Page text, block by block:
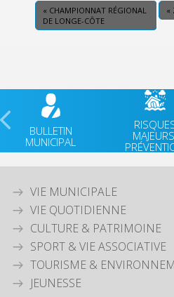
« CHAMPIONNAT RÉGIONAL
DE LONGE-CÔTE
«
BULLETIN
MUNICIPAL
VIE MUNICIPALE
VIE QUOTIDIENNE
CULTURE & PATRIMOINE
SPORT & VIE ASSOCIATIVE
TOURISME &
JEUNESSE